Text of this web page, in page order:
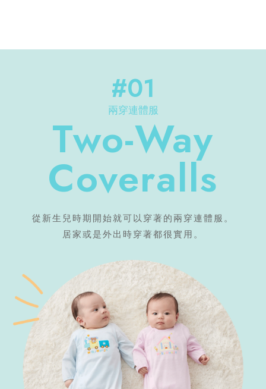
#01
兩穿連體服
Two-Way
Coveralls
從新生兒時期開始就可以穿著的兩穿連體服。
居家或是外出時穿著都很實用。